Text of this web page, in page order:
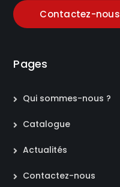
Contactez-nous
Pages
Qui sommes-nous ?
Catalogue
Actualités
Contactez-nous